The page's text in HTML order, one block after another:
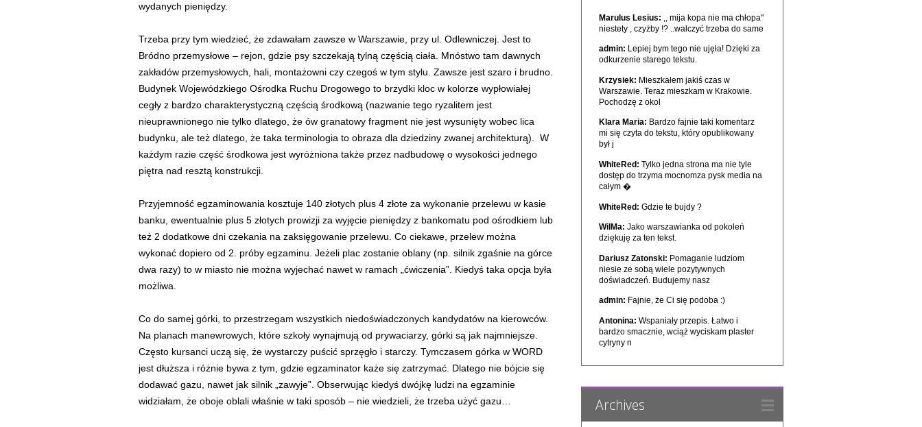
wydanych pieniędzy.
Trzeba przy tym wiedzieć, że zdawałam zawsze w Warszawie, przy ul. Odlewniczej. Jest to
Bródno przemysłowe – rejon, gdzie psy szczekają tylną częścią ciała. Mnóstwo tam dawnych
zakładów przemysłowych, hali, montażowni czy czegoś w tym stylu. Zawsze jest szaro i brudno.
Budynek Wojewódzkiego Ośrodka Ruchu Drogowego to brzydki kloc w kolorze wypłowiałej
cegły z bardzo charakterystyczną częścią środkową (nazwanie tego ryzalitem jest
nieuprawnionego nie tylko dlatego, że ów granatowy fragment nie jest wysunięty wobec lica
budynku, ale też dlatego, że taka terminologia to obraza dla dziedziny zwanej architekturą). W
każdym razie część środkowa jest wyróżniona także przez nadbudowę o wysokości jednego
piętra nad resztą konstrukcji.
Przyjemność egzaminowania kosztuje 140 złotych plus 4 złote za wykonanie przelewu w kasie
banku, ewentualnie plus 5 złotych prowizji za wyjęcie pieniędzy z bankomatu pod ośrodkiem lub
też 2 dodatkowe dni czekania na zaksięgowanie przelewu. Co ciekawe, przelew można
wykonać dopiero od 2. próby egzaminu. Jeżeli plac zostanie oblany (np. silnik zgaśnie na górce
dwa razy) to w miasto nie można wyjechać nawet w ramach „ćwiczenia”. Kiedyś taka opcja była
możliwa.
Co do samej górki, to przestrzegam wszystkich niedoświadczonych kandydatów na kierowców.
Na planach manewrowych, które szkoły wynajmują od prywaciarzy, górki są jak najmniejsze.
Często kursanci uczą się, że wystarczy puścić sprzęgło i starczy. Tymczasem górka w WORD
jest dłuższa i różnie bywa z tym, gdzie egzaminator każe się zatrzymać. Dlatego nie bójcie się
dodawać gazu, nawet jak silnik „zawyje”. Obserwując kiedyś dwójkę ludzi na egzaminie
widziałam, że oboje oblali właśnie w taki sposób – nie wiedzieli, że trzeba użyć gazu…
Marulus Lesius: ,, mija kopa nie ma chłopa"
niestety , czyżby !? ..walczyć trzeba do same
admin: Lepiej bym tego nie ujęła! Dzięki za
odkurzenie starego tekstu.
Krzysiek: Mieszkałem jakiś czas w
Warszawie. Teraz mieszkam w Krakowie.
Pochodzę z okol
Klara Maria: Bardzo fajnie taki komentarz
mi się czyta do tekstu, który opublikowany
był j
WhiteRed: Tylko jedna strona ma nie tyle
dostęp do trzyma mocnomza pysk media na
całym �
WhiteRed: Gdzie te bujdy ?
WilMa: Jako warszawianka od pokoleń
dziękuję za ten tekst.
Dariusz Zatonski: Pomaganie ludziom
niesie ze sobą wiele pozytywnych
doświadczeń. Budujemy nasz
admin: Fajnie, że Ci się podoba :)
Antonina: Wspaniały przepis. Łatwo i
bardzo smacznie, wciąż wyciskam plaster
cytryny n
Archives